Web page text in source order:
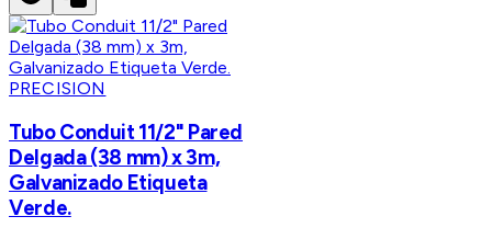
PRECISION
Tubo Conduit 11/2" Pared
Delgada (38 mm) x 3m,
Galvanizado Etiqueta
Verde.